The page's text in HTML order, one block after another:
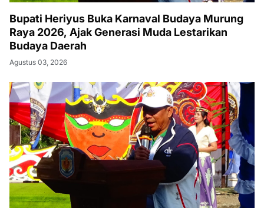
Bupati Heriyus Buka Karnaval Budaya Murung
Raya 2026, Ajak Generasi Muda Lestarikan
Budaya Daerah
Agustus 03, 2026